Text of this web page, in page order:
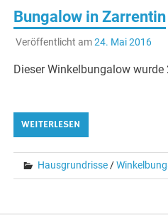
Bungalow in Zarrentin
Veröffentlicht am24. Mai 2016
Dieser Winkelbungalow
WEITERLESEN
Hausgrundrisse /